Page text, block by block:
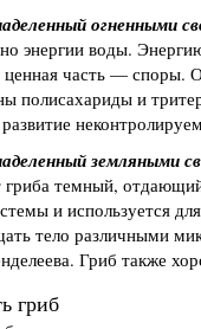
огненными
энергии воды.
часть — споры.
полисахариды и
развитие
земляными
темный,
и используется
тело различными
Гриб также
гриб